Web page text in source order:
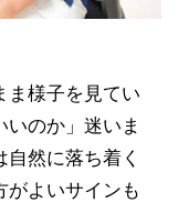
ま様子を見てい
のか」迷いま
然に落ち着く
がよいサインも